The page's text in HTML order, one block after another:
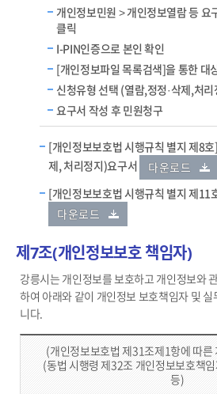
개인정보민원 > 개인정보열람 등 요
클릭
I-PIN인증으로 본인 확인
[개인정보파일 목록검색]을 통한 대
신청유형 선택 (열람,정정·삭제,처
요구서 작성 후 민원청구
[개인정보보호법 시행규칙 별지 제8
제, 처리정지)요구서
다운로드
[개인정보보호법 시행규칙 별지 제11
다운로드
제7조(개인정보보호 책임자)
강릉시는 개인정보를 보호하고 개인정보와
하여 아래와 같이 개인정보 보호책임자 및
니다.
(개인정보보호법 제31조제1항에 따른
(동법 시행령 제32조 개인정보보호책
등)